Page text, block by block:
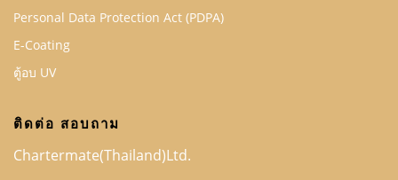
Personal Data Protection Act (PDPA)
E-Coating
ตู้อบ UV
ติดต่อ สอบถาม
Chartermate(Thailand)Ltd.